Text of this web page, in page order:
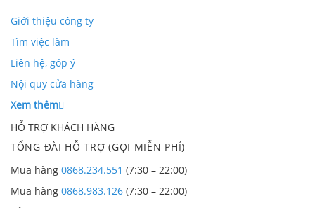
Độ cách âm:Lớp nằm ở giữa viên gạch kính là chân
không, nên độ cách âm của nó đạt trên 45%
Giới thiệu công ty
Tìm việc làm
Liên hệ, góp ý
Nội quy cửa hàng
Xem thêm
HỖ TRỢ KHÁCH HÀNG
TỔNG ĐÀI HỖ TRỢ (GỌI MIỄN PHÍ)
Mua hàng 0868.234.551 (7:30 – 22:00)
Mua hàng 0868.983.126 (7:30 – 22:00)